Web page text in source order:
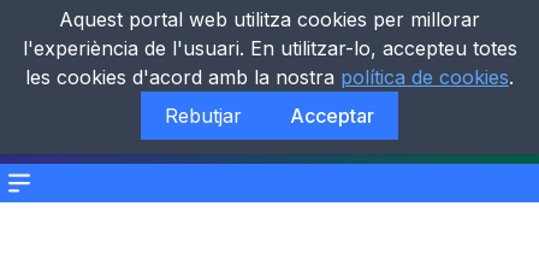
Menu
Aquest portal web utilitza cookies per millorar
l'experiència de l'usuari. En utilitzar-lo, accepteu totes
les cookies d'acord amb la nostra política de cookies.
Rebutjar
Acceptar